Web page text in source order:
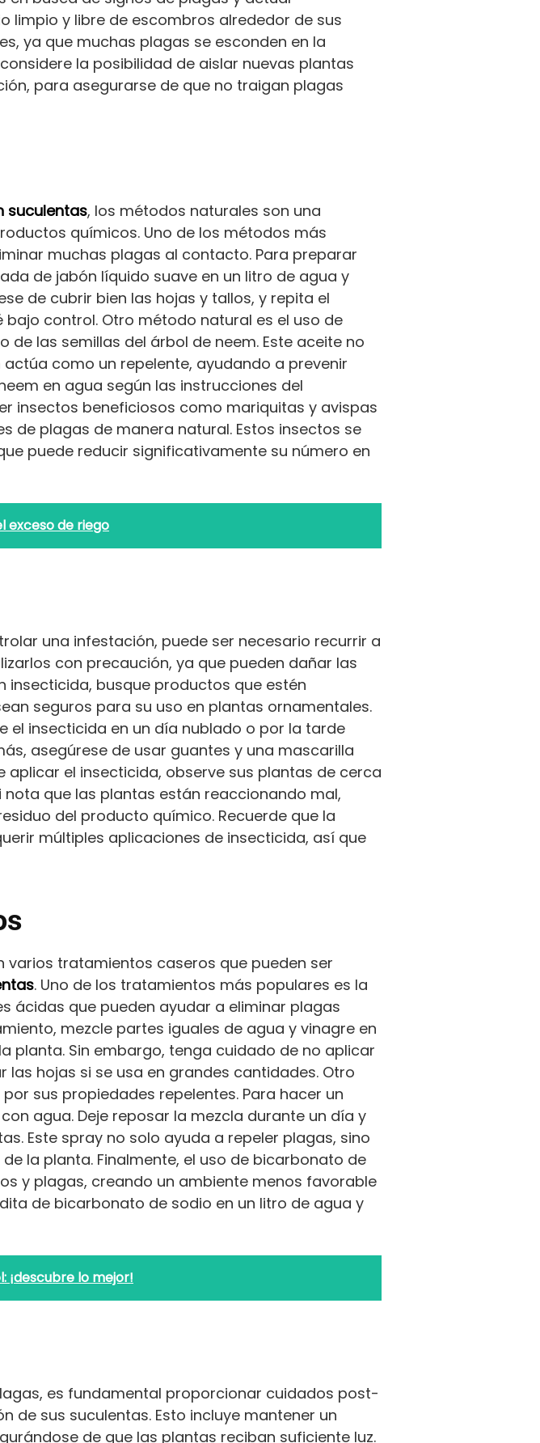
limpio y libre de escombros alrededor de sus
ya que muchas plagas se esconden en la
la posibilidad de aislar nuevas plantas
para asegurarse de que no traigan plagas
suculentas, los métodos naturales son una
químicos. Uno de los métodos más
muchas plagas al contacto. Para preparar
de jabón líquido suave en un litro de agua y
de cubrir bien las hojas y tallos, y repita el
control. Otro método natural es el uso de
las semillas del árbol de neem. Este aceite no
como un repelente, ayudando a prevenir
en agua según las instrucciones del
insectos beneficiosos como mariquitas y avispas
de plagas de manera natural. Estos insectos se
puede reducir significativamente su número en
exceso de riego
una infestación, puede ser necesario recurrir a
con precaución, ya que pueden dañar las
insecticida, busque productos que estén
seguros para su uso en plantas ornamentales.
el insecticida en un día nublado o por la tarde
asegúrese de usar guantes y una mascarilla
el insecticida, observe sus plantas de cerca
que las plantas están reaccionando mal,
del producto químico. Recuerde que la
múltiples aplicaciones de insecticida, así que
tratamientos caseros que pueden ser
. Uno de los tratamientos más populares es la
ácidas que pueden ayudar a eliminar plagas
mezcle partes iguales de agua y vinagre en
planta. Sin embargo, tenga cuidado de no aplicar
hojas si se usa en grandes cantidades. Otro
sus propiedades repelentes. Para hacer un
agua. Deje reposar la mezcla durante un día y
Este spray no solo ayuda a repeler plagas, sino
la planta. Finalmente, el uso de bicarbonato de
y plagas, creando un ambiente menos favorable
de bicarbonato de sodio en un litro de agua y
¡descubre lo mejor!
es fundamental proporcionar cuidados post-
sus suculentas. Esto incluye mantener un
de que las plantas reciban suficiente luz.